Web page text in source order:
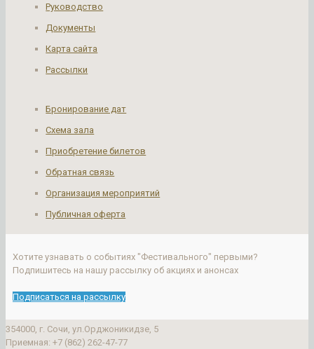
Руководство
Документы
Карта сайта
Рассылки
Бронирование дат
Схема зала
Приобретение билетов
Обратная связь
Организация мероприятий
Публичная оферта
Хотите узнавать о событиях "Фестивального" первыми?
Подпишитесь на нашу рассылку об акциях и анонсах
Подписаться на рассылку
354000, г. Сочи, ул.Орджоникидзе, 5
Приемная: +7 (862) 262-47-77